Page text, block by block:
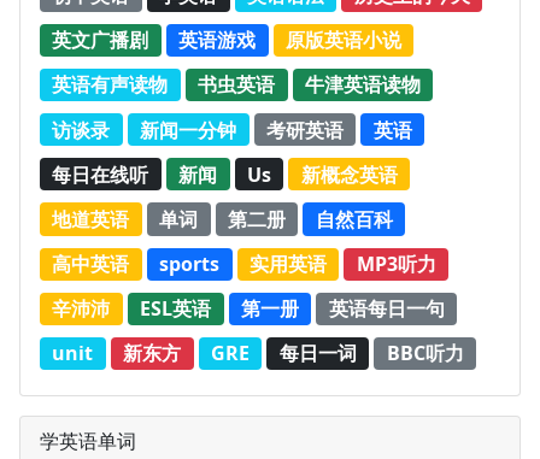
英文广播剧
英语游戏
原版英语小说
英语有声读物
书虫英语
牛津英语读物
访谈录
新闻一分钟 考研英语
英语
每日在线听
新闻 Us
新概念英语
地道英语
单词 第二册
自然百科
高中英语
sports 实用英语
MP3听力
辛沛沛
ESL英语 第一册
英语每日一句
unit
新东方 GRE 每日一词 BBC听力
学英语单词